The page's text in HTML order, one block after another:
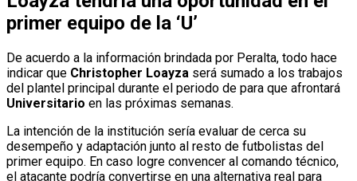
primer equipo de la ‘U’
De acuerdo a la información brindada por Peralta, todo hace
indicar que Christopher Loayza será sumado a los trabajos
del plantel principal durante el periodo de para que afrontará
Universitario en las próximas semanas.
La intención de la institución sería evaluar de cerca su
desempeño y adaptación junto al resto de futbolistas del
primer equipo. En caso logre convencer al comando técnico,
el atacante podría convertirse en una alternativa real para